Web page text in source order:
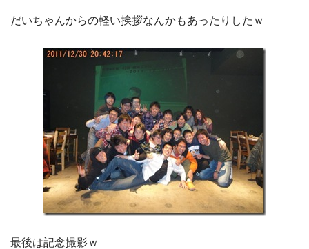
だいちゃんからの軽い挨拶なんかもあったりしたｗ
最後は記念撮影ｗ